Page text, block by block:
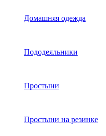
Домашняя одежда
Пододеяльники
Простыни
Простыни на резинке